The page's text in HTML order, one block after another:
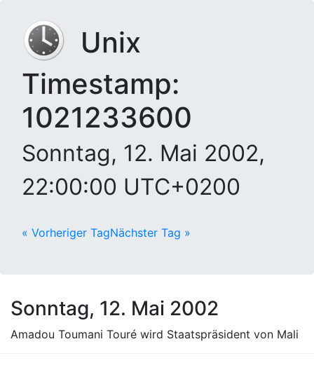
Unix
Timestamp:
1021233600
Sonntag, 12. Mai 2002,
22:00:00 UTC+0200
« Vorheriger TagNächster Tag »
Sonntag, 12. Mai 2002
Amadou Toumani Touré wird Staatspräsident von Mali